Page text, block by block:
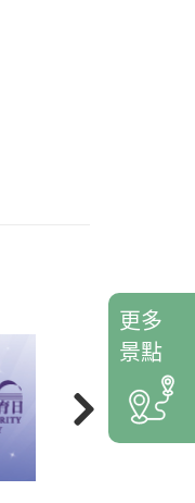
更多
景點